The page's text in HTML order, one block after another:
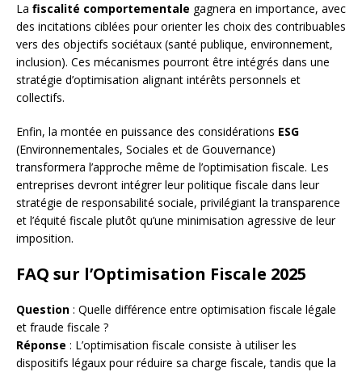
La fiscalité comportementale gagnera en importance, avec
des incitations ciblées pour orienter les choix des contribuables
vers des objectifs sociétaux (santé publique, environnement,
inclusion). Ces mécanismes pourront être intégrés dans une
stratégie d’optimisation alignant intérêts personnels et
collectifs.
Enfin, la montée en puissance des considérations ESG
(Environnementales, Sociales et de Gouvernance)
transformera l’approche même de l’optimisation fiscale. Les
entreprises devront intégrer leur politique fiscale dans leur
stratégie de responsabilité sociale, privilégiant la transparence
et l’équité fiscale plutôt qu’une minimisation agressive de leur
imposition.
FAQ sur l’Optimisation Fiscale 2025
Question : Quelle différence entre optimisation fiscale légale
et fraude fiscale ?
Réponse : L’optimisation fiscale consiste à utiliser les
dispositifs légaux pour réduire sa charge fiscale, tandis que la